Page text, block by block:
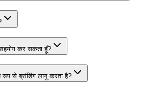
कर सकता हूँ?
से ब्रांडिंग लागू करता है?